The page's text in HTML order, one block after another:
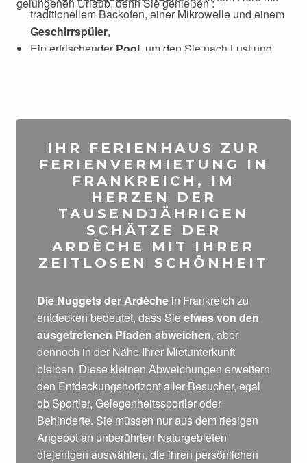
traditionellem Backofen, einer Mikrowelle und einem
Geschirrspüler,
Ein erfrischender Pool , um den Sie nach Lust und
HochwertigeBettwäschein einem ruhigen
abgeschirmt ist.
IHR FERIENHAUS ZUR
FERIENVERMIETUNG IN
FRANKREICH, IM
HERZEN DER
TAUSENDJÄHRIGEN
SCHÄTZE DER
ARDÈCHE MIT IHRER
ZEITLOSEN SCHÖNHEIT
Die Nuggets der Ardèche in Frankreich zu
entdecken bedeutet, dass Sie etwas von den
ausgetretenen Pfaden abweichen, aber
dennoch in der Nähe Ihrer Mietunterkunft
bleiben. Diese kleinen Abweichungen erweitern
den Entdeckungshorizont aller Besucher, egal
ob Sportler, Gelegenheitssportler oder
Behinderte. Sie müssen nur aus dem riesigen
Angebot an unberührten Naturgebieten
diejenigen auswählen, die ihren persönlichen